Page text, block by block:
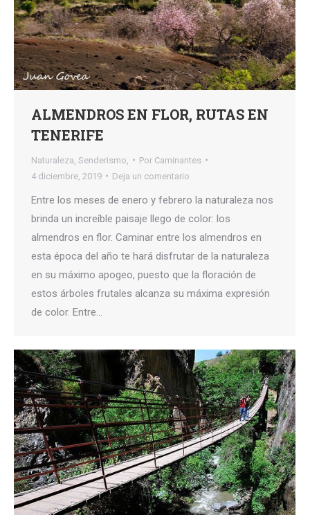
ALMENDROS EN FLOR, RUTAS EN
TENERIFE
Naturaleza Senderismo, Por Caminantes
4 diciembre, 2019
Deja un comentario
Entre los meses de enero y febrero la naturaleza nos
brinda un increíble paisaje llego de color: los
almendros en flor. Caminar entre los almendros en
esta época del año te hará disfrutar de la naturaleza
en su máximo apogeo, puesto que la floración de
estos árboles frutales alcanza su máxima expresión
de color. Entre…